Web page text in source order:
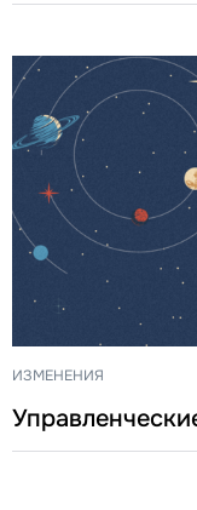
ИЗМЕНЕНИЯ